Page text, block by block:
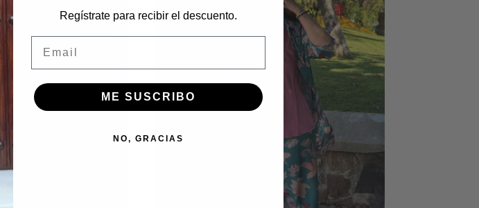
Regístrate para recibir el descuento.
ME SUSCRIBO
NO, GRACIAS